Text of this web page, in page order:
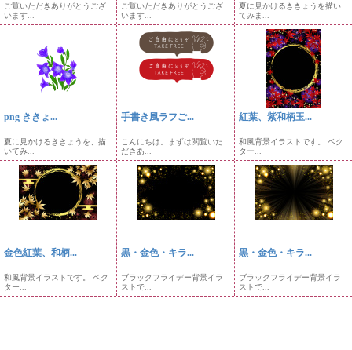
ご覧いただきありがとうござ
います...
ご覧いただきありがとうござ
います...
夏に見かけるききょうを描い
てみま...
png ききょ...
夏に見かけるききょうを、描
いてみ...
手書き風ラフご...
こんにちは。まずは閲覧いた
だきあ...
紅葉、紫和柄玉...
和風背景イラストです。 ベク
ター...
金色紅葉、和柄...
和風背景イラストです。 ベク
ター...
黒・金色・キラ...
ブラックフライデー背景イラ
ストで...
黒・金色・キラ...
ブラックフライデー背景イラ
ストで...